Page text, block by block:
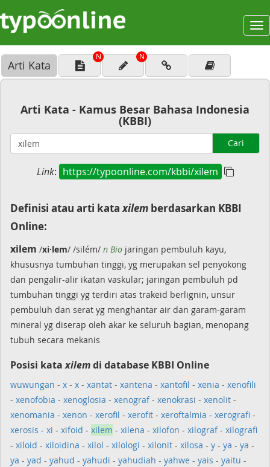
Arti Kata
N N
Arti Kata - Kamus Besar Bahasa Indonesia
(KBBI)
Cari
Link: https://typoonline.com/kbbi/xilem
Definisi atau arti kataxilem berdasarkan KBBI
Online:
xilem /xi·lem/ /silém/ n Bio jaringan pembuluh kayu,
khususnya tumbuhan tinggi, yg merupakan sel penyokong
dan pengalir-alir ikatan vaskular; jaringan pembuluh pd
tumbuhan tinggi yg terdiri atas trakeid berlignin, unsur
pembuluh dan serat yg menghantar air dan garam-garam
mineral yg diserap oleh akar ke seluruh bagian, menopang
tubuh secara mekanis
Posisi kataxilemdi database KBBI Online
wuwungan - x - x - xantat - xantena - xantofil - xenia - xenofili
- xenofobia - xenoglosia - xenograf- xenokrasi - xenolit -
xenomania - xenon - xerofil - xerofit - xeroftalmia - xerografi -
xerosis - xi - xifoid - xilem - xilena - xilofon - xilograf- xilografi
- xiloid - xiloidina - xilol - xilologi - xilonit - xilosa - y - ya - ya -
ya - yad - yahud - yahudi - yahudiah - yahwe - yais - yaitu -